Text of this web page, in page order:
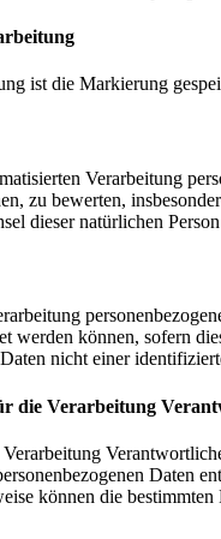
ist die Markierung
Verarbeitung
zu bewerten,
dieser natürlichen
werden können, sofern
nicht einer
die Verarbeitung
Daten
können die